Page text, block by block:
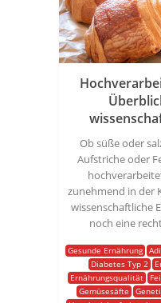
Ob süße oder
Aufstriche oder
zunehmend in der
wissenschaftliche
noch eine
Gesunde Ernährung
Diabetes Typ 2
Ernährungsqualität
Gemüsesäfte